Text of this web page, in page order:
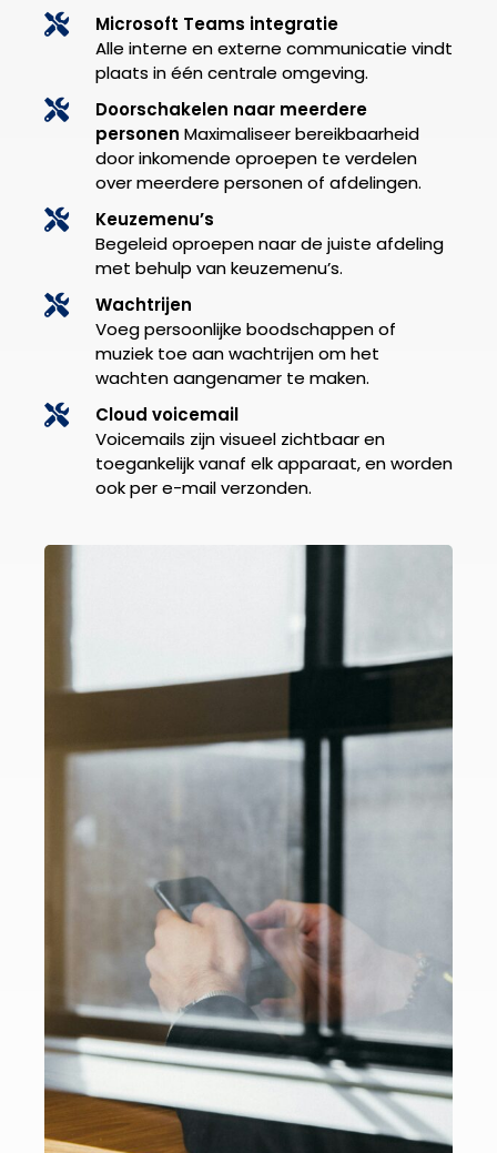
Microsoft Teams integratie
Alle interne en externe communicatie vindt
plaats in één centrale omgeving.
Doorschakelen naar meerdere
personen Maximaliseer bereikbaarheid
door inkomende oproepen te verdelen
over meerdere personen of afdelingen.
Keuzemenu’s
Begeleid oproepen naar de juiste afdeling
met behulp van keuzemenu’s.
Wachtrijen
Voeg persoonlijke boodschappen of
muziek toe aan wachtrijen om het
wachten aangenamer te maken.
Cloud voicemail
Voicemails zijn visueel zichtbaar en
toegankelijk vanaf elk apparaat, en worden
ook per e-mail verzonden.